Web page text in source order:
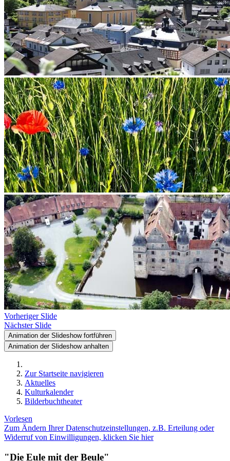
Vorheriger Slide
Nächster Slide
Animation der Slideshow fortführen
Animation der Slideshow anhalten
Zur Startseite navigieren
Aktuelles
Kulturkalender
Bilderbuchtheater
Vorlesen
Zum Ändern Ihrer Datenschutzeinstellungen, z.B. Erteilung oder
Widerruf von Einwilligungen, klicken Sie hier
"Die Eule mit der Beule"